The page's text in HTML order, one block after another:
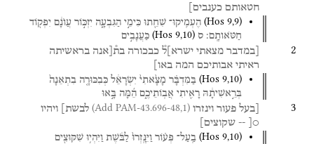
חטאותם כענבים]
(Hos 9,9) הֶעְמִֽיקוּ־ שִׁחֵ֖תוּ כִּימֵ֣י הַגִּבְעָ֑ה יִזְכּ֣וֹר עֲוֺנָ֔ם יִפְק֖וֹד
חַטֹּאותָֽם׃ ס (Hos 9,10) כַּעֲנָבִ֣ים
2 [במדבר מצאתי ישרא]ל֯ כבכורה בת֯[אנה בראשיתה
ראיתי אבותיכם המה באו]
(Hos 9,10) בַּמִּדְבָּ֗ר מָצָ֙אתִי֙ יִשְׂרָאֵ֔ל כְּבִכּוּרָ֤ה בִתְאֵנָה֙
בְּרֵ֣אשִׁיתָ֔הּ רָאִ֖יתִי אֲבֽוֹתֵיכֶ֑ם הֵ֜מָּה בָּ֣אוּ
3 [בעל פעור וינזרו (Add PAM-43.696-48,1) לבשת]
ויהיו
○[
-- שקוצים]
(Hos 9,10) בַֽעַל־ פְּע֗וֹר וַיִּנָּֽזְרוּ֙ לַבֹּ֔שֶׁת וַיִּהְי֥וּ שִׁקּוּצִ֖ים